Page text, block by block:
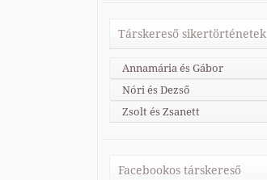
Társkereső sikertörténetek
Annamária és Gábor
Nóri és Dezső
Zsolt és Zsanett
Facebookos társkereső